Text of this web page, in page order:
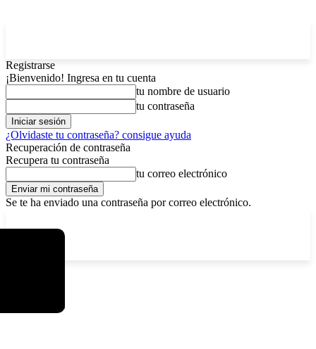
Registrarse
¡Bienvenido! Ingresa en tu cuenta
tu nombre de usuario
tu contraseña
¿Olvidaste tu contraseña? consigue ayuda
Recuperación de contraseña
Recupera tu contraseña
tu correo electrónico
Se te ha enviado una contraseña por correo electrónico.